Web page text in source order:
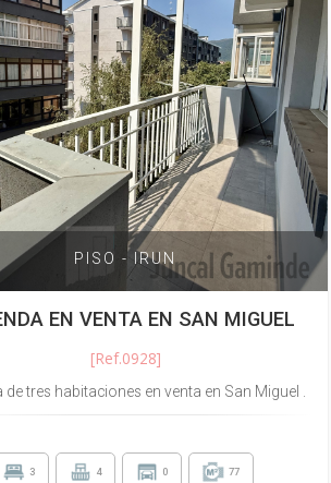
PISO - IRUN
EN VENTA EN SAN MIGUEL
[Ref.0928]
de tres habitaciones en venta en San Miguel .
3 4 0 77